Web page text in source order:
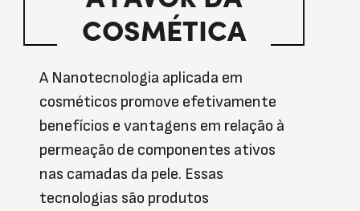
COSMÉTICA
A Nanotecnologia aplicada em
cosméticos promove efetivamente
benefícios e vantagens em relação à
permeação de componentes ativos
nas camadas da pele. Essas
tecnologias são produtos